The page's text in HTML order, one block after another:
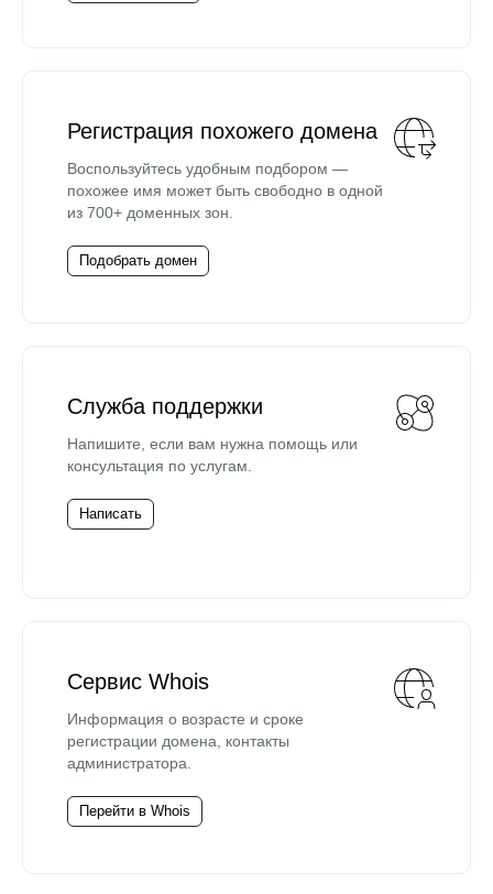
Регистрация похожего домена
Воспользуйтесь удобным подбором —
похожее имя может быть свободно в одной
из 700+ доменных зон.
Подобрать домен
Служба поддержки
Напишите, если вам нужна помощь или
консультация по услугам.
Написать
Сервис Whois
Информация о возрасте и сроке
регистрации домена, контакты
администратора.
Перейти в Whois